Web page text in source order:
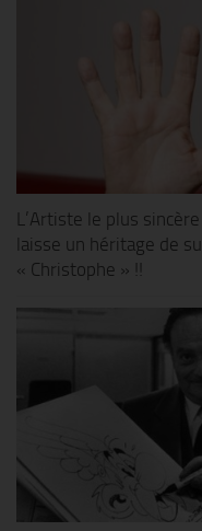
L’Artiste le plus
laisse un héritage de
« Christophe » !!